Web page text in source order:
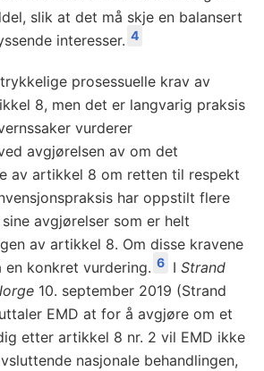
slik at det må skje en balansert
interesser. 4
prosessuelle krav av
8, men det er langvarig praksis
vurderer
avgjørelsen av om det
av artikkel 8 om retten til respekt
har oppstilt flere
avgjørelser som er helt
av artikkel 8. Om disse kravene
konkret vurdering. 6 I Strand
10. september 2019 (Strand
EMD at for å avgjøre om et
etter artikkel 8 nr. 2 vil EMD ikke
nasjonale behandlingen,